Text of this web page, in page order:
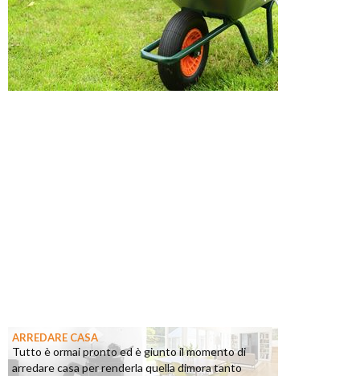
ARREDARE CASA
Tutto è ormai pronto ed è giunto il momento di
arredare casa per renderla quella dimora tanto